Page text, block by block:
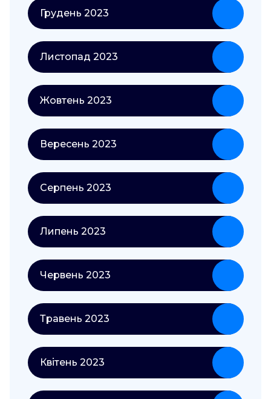
Грудень 2023
Листопад 2023
Жовтень 2023
Вересень 2023
Серпень 2023
Липень 2023
Червень 2023
Травень 2023
Квітень 2023